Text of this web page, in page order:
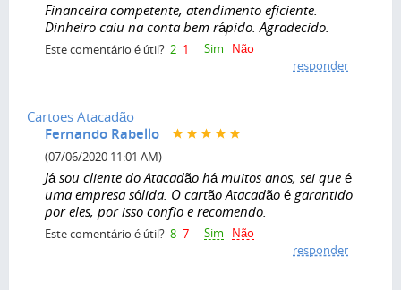
Financeira competente, atendimento eficiente.
Dinheiro caiu na conta bem rápido. Agradecido.
Este comentário é útil? 2 1 Sim
Não
responder
Cartoes Atacadão
Fernando Rabello
(07/06/2020 11:01 AM)
Já sou cliente do Atacadão há muitos anos, sei que é
uma empresa sólida. O cartão Atacadão é garantido
por eles, por isso confio e recomendo.
Este comentário é útil? 8 7 Sim
Não
responder